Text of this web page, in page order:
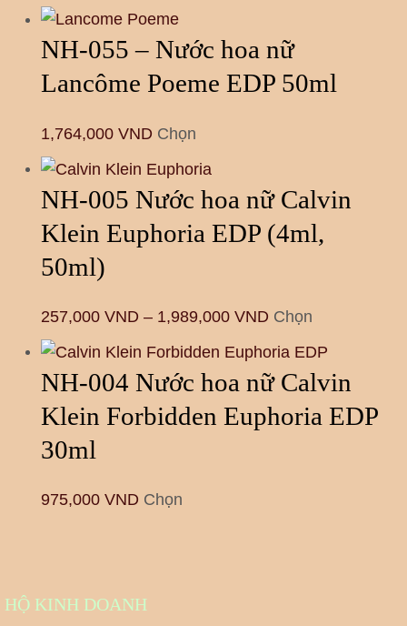
NH-055 – Nước hoa nữ
Lancôme Poeme EDP 50ml
1,764,000 VND Chọn
NH-005 Nước hoa nữ Calvin
Klein Euphoria EDP (4ml,
50ml)
257,000 VND – 1,989,000 VND Chọn
NH-004 Nước hoa nữ Calvin
Klein Forbidden Euphoria EDP
30ml
975,000 VND Chọn
HỘ KINH DOANH